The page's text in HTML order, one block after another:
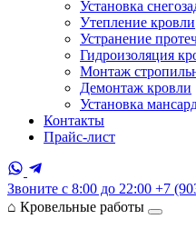
Установка
Утепление кровли
Устранение
Гидроизоляция
Монтаж
Демонтаж кровли
Установка
Контакты
Прайс-лист
Звоните с 8:00 до 22:00 +7
⌂ Кровельные работы